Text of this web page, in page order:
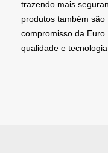
trazendo mais
produtos também
compromisso da
qualidade e